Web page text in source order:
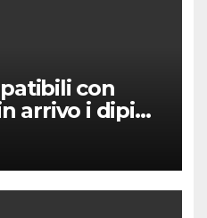
con
arrivo i dipinti